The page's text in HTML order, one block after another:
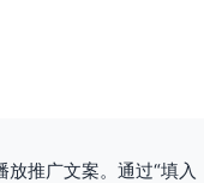
推广文案。通过“填入